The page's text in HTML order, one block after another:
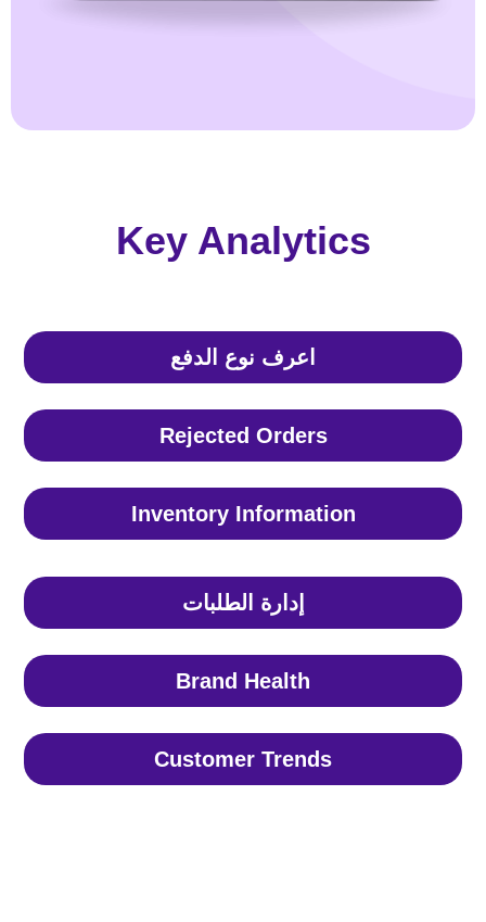
Key Analytics
اعرف نوع الدفع
Rejected Orders
Inventory Information
إدارة الطلبات
Brand Health
Customer Trends